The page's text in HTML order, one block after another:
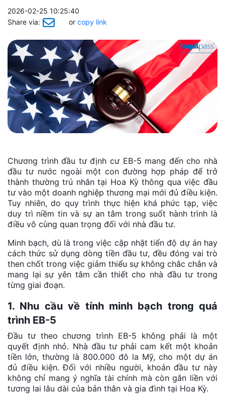
2026-02-25 10:25:40
Share via:
or copy link
Chương trình đầu tư định cư EB-5 mang đến cho nhà
đầu tư nước ngoài một con đường hợp pháp để trở
thành thường trú nhân tại Hoa Kỳ thông qua việc đầu
tư vào một doanh nghiệp thương mại mới đủ điều kiện.
Tuy nhiên, do quy trình thực hiện khá phức tạp, việc
duy trì niềm tin và sự an tâm trong suốt hành trình là
điều vô cùng quan trọng đối với nhà đầu tư.
Minh bạch, dù là trong việc cập nhật tiến độ dự án hay
cách thức sử dụng dòng tiền đầu tư, đều đóng vai trò
then chốt trong việc giảm thiểu sự không chắc chắn và
mang lại sự yên tâm cần thiết cho nhà đầu tư trong
từng giai đoạn.
1. Nhu cầu về tính minh bạch trong quá
trình EB-5
Đầu tư theo chương trình EB-5 không phải là một
quyết định nhỏ. Nhà đầu tư phải cam kết một khoản
tiền lớn, thường là 800.000 đô la Mỹ, cho một dự án
đủ điều kiện. Đối với nhiều người, khoản đầu tư này
không chỉ mang ý nghĩa tài chính mà còn gắn liền với
tương lai lâu dài của bản thân và gia đình tại Hoa Kỳ.